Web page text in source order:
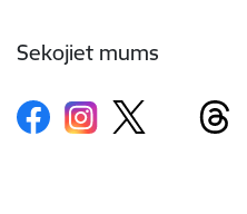
Sekojiet mums